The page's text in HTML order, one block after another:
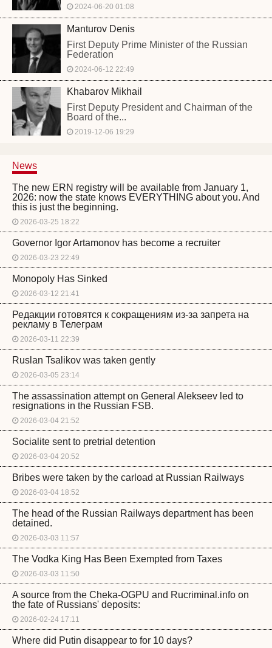
2024-06-20 01:08
Manturov Denis
First Deputy Prime Minister of the Russian
Federation
2024-06-12 22:49
Khabarov Mikhail
First Deputy President and Chairman of the
Board of the...
2019-12-06 19:29
News
The new ERN registry will be available from January 1,
2026: now the state knows EVERYTHING about you. And
this is just the beginning.
2026-03-25 18:22
Governor Igor Artamonov has become a recruiter
2026-03-23 22:49
Monopoly Has Sinked
2026-03-12 21:41
Редакции готовятся к сокращениям из-за запрета на
рекламу в Телеграм
2026-03-11 22:39
Ruslan Tsalikov was taken gently
2026-03-05 23:14
The assassination attempt on General Alekseev led to
resignations in the Russian FSB.
2026-03-04 21:52
Socialite sent to pretrial detention
2026-03-04 20:52
Bribes were taken by the carload at Russian Railways
2026-03-04 18:52
The head of the Russian Railways department has been
detained.
2026-03-03 11:57
The Vodka King Has Been Exempted from Taxes
2026-03-03 11:50
A source from the Cheka-OGPU and Rucriminal.info on
the fate of Russians' deposits:
2026-02-24 17:11
Where did Putin disappear to for 10 days?